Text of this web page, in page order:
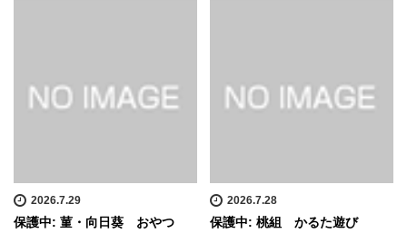
2026.7.29
保護中: 菫・向日葵 おやつ
2026.7.28
保護中: 桃組 かるた遊び